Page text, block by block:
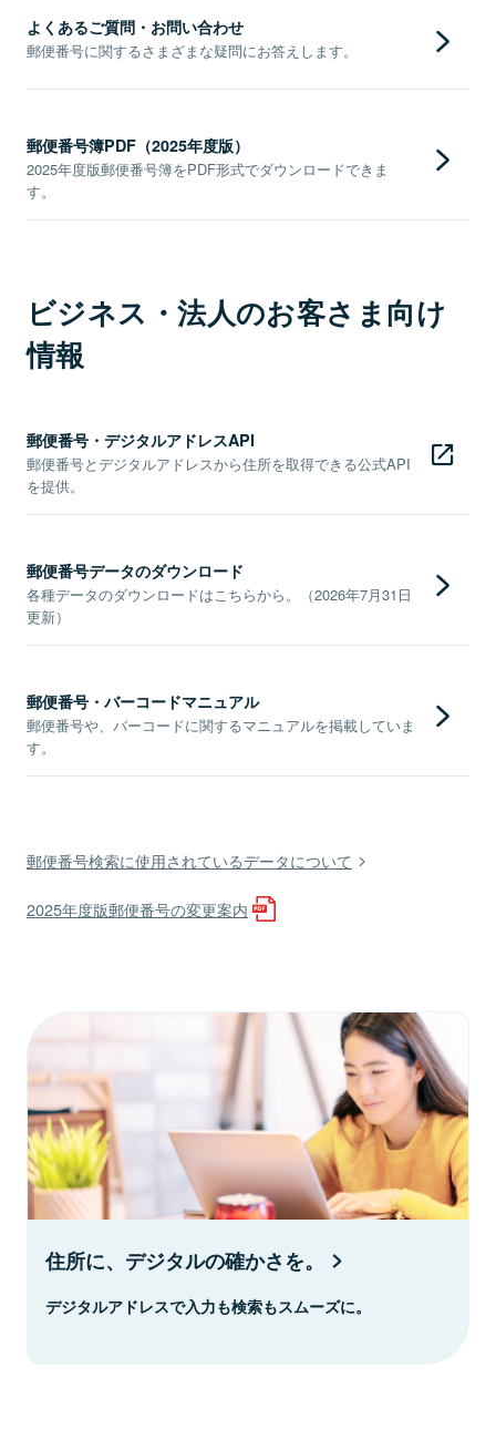
よくあるご質問・お問い合わせ
郵便番号に関するさまざまな疑問にお答えします。
郵便番号簿PDF（2025年度版）
2025年度版郵便番号簿をPDF形式でダウンロードできま
す。
ビジネス・法人のお客さま向け
情報
郵便番号・デジタルアドレスAPI
郵便番号とデジタルアドレスから住所を取得できる公式API
を提供。
郵便番号データのダウンロード
各種データのダウンロードはこちらから。（2026年7月31日
更新）
郵便番号・バーコードマニュアル
郵便番号や、バーコードに関するマニュアルを掲載していま
す。
郵便番号検索に使用されているデータについて
2025年度版郵便番号の変更案内
住所に、デジタルの確かさを。
デジタルアドレスで入力も検索もスムーズに。